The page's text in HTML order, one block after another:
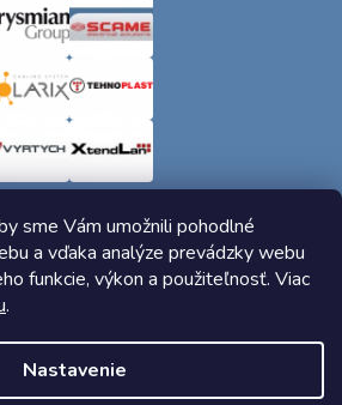
sme Vám umožnili pohodlné
a vďaka analýze prevádzky webu
funkcie, výkon a použiteľnosť. Viac
.
Nastavenie
siete.sk. Všetky práva vyhradené.